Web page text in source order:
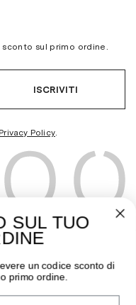
sul primo ordine.
ISCRIVITI
Privacy Policy.
ALL’ACQUISTO
Pagamenti
SUL TUO
un codice sconto di
primo ordine.